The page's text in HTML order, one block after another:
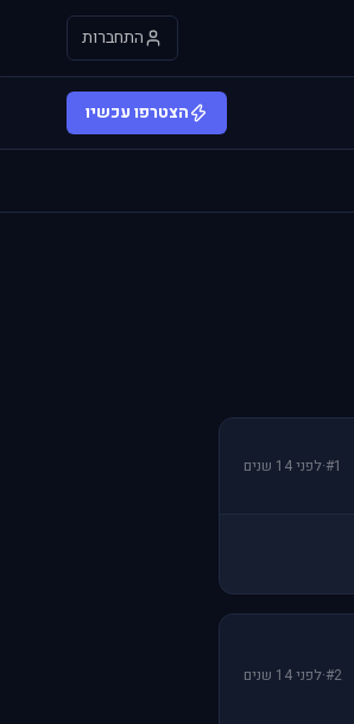
התחברות
הצטרפו עכשיו
#1
·לפני 14 שנים
#2
·לפני 14 שנים